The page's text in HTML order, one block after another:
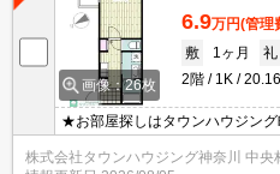
画像：26枚
6.9万円(管理
敷
1ヶ月 礼
2階
1K
★お部屋探しはタウンハウジング
のご条件にピッタリなお部屋を
が精一杯お手伝いさせていただ
株式会社タウンハウジング神奈川 中央